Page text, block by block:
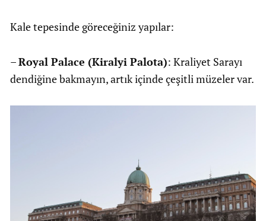
Kale tepesinde göreceğiniz yapılar:
–Royal Palace (Kiralyi Palota): Kraliyet Sarayı
dendiğine bakmayın, artık içinde çeşitli müzeler var.